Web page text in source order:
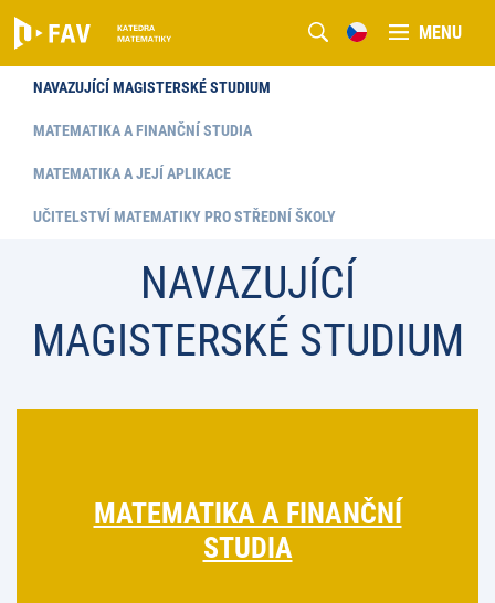
MENU
NAVAZUJÍCÍ MAGISTERSKÉ STUDIUM
MATEMATIKA A FINANČNÍ STUDIA
MATEMATIKA A JEJÍ APLIKACE
UČITELSTVÍ MATEMATIKY PRO STŘEDNÍ ŠKOLY
NAVAZUJÍCÍ
MAGISTERSKÉ STUDIUM
MATEMATIKA A FINANČNÍ
STUDIA